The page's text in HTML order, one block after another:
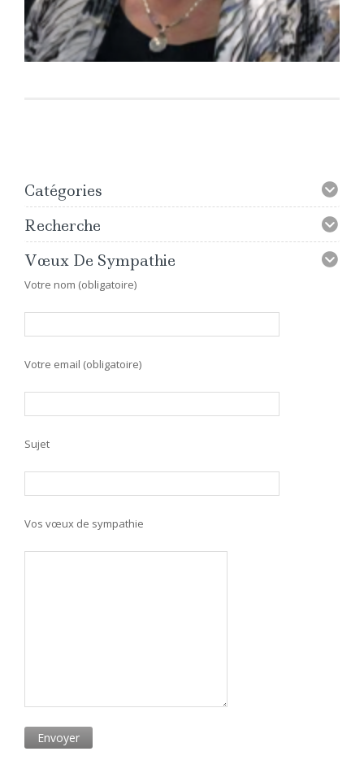
Catégories
Recherche
Vœux De Sympathie
Votre nom (obligatoire)
Votre email (obligatoire)
Sujet
Vos vœux de sympathie